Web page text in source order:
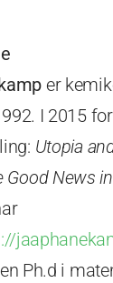
er
I 2015
Utopia
Good News
Ph.d i